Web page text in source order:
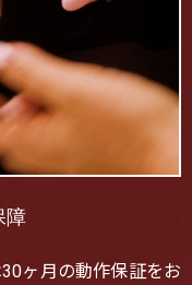
障
ヶ月の動作保証をお